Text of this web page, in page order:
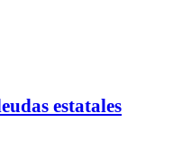
estatales